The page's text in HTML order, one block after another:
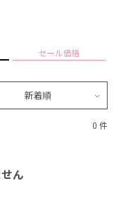
セール価格
新着順
0 件
ん